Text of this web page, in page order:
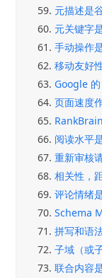
59. 元描述是
60. 元关键字
61. 手动操作
62. 移动友好
63. Google
64. 页面速度
65.
66. 阅读水平
67. 重新审核
68. 相关性，
69. 评论情绪
70. Schema
71. 拼写和语
72. 子域（或
73. 联合内容